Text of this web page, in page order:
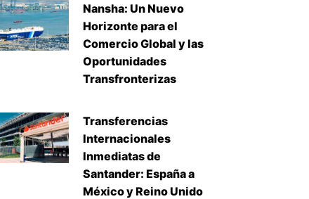
Nansha: Un Nuevo
Horizonte para el
Comercio Global y las
Oportunidades
Transfronterizas
Transferencias
Internacionales
Inmediatas de
Santander: España a
México y Reino Unido